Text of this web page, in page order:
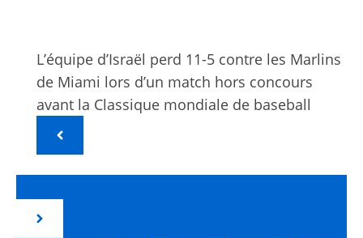
L’équipe d’Israël perd 11-5 contre les Marlins
de Miami lors d’un match hors concours
avant la Classique mondiale de baseball